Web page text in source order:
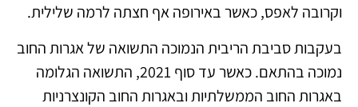
וקרובה לאפס, כאשר באירופה אף חצתה לרמה שלילית.
בעקבות סביבת הריבית הנמוכה התשואה של אגרות החוב
נמוכה בהתאם. כאשר עד סוף 2021, התשואה הגלומה
באגרות החוב הממשלתיות ובאגרות החוב הקונצרניות